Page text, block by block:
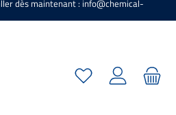
dès maintenant : info@chemical-
Vous avez 0